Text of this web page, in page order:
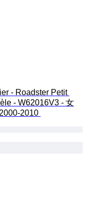
- Roadster Petit
- W62016V3 - 女
2010